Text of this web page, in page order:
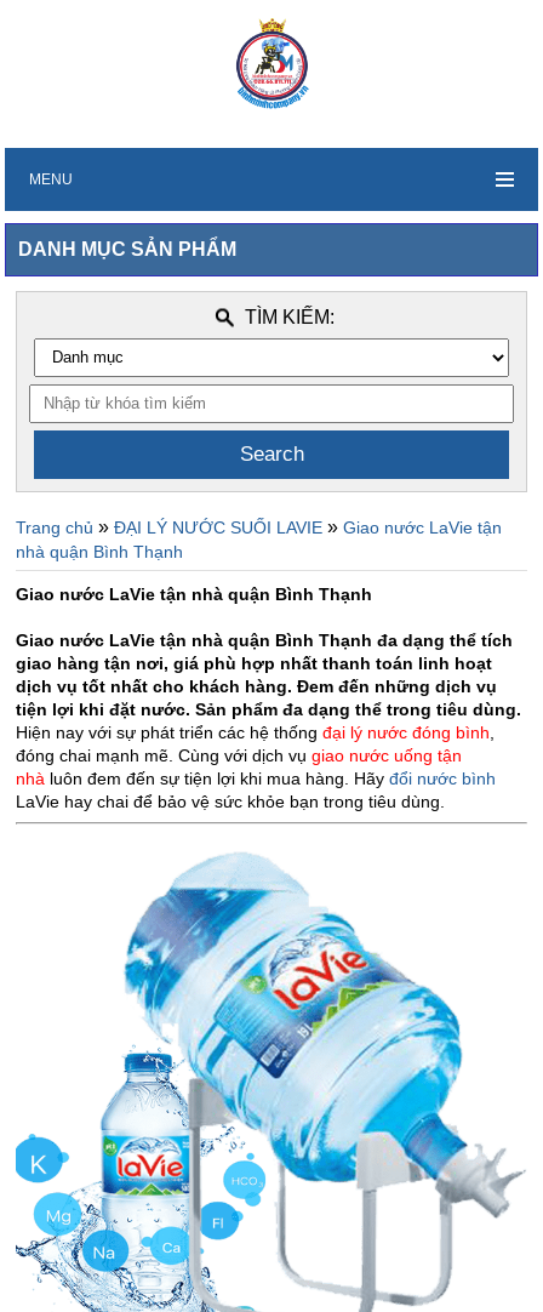
MENU
DANH MỤC SẢN PHẨM
TÌM KIẾM:
Trang chủ » ĐẠI LÝ NƯỚC SUỐI LAVIE » Giao nước LaVie tận
nhà quận Bình Thạnh
Giao nước LaVie tận nhà quận Bình Thạnh
Giao nước LaVie tận nhà quận Bình Thạnh đa dạng thể tích
giao hàng tận nơi, giá phù hợp nhất thanh toán linh hoạt
dịch vụ tốt nhất cho khách hàng. Đem đến những dịch vụ
tiện lợi khi đặt nước. Sản phẩm đa dạng thể trong tiêu dùng.
Hiện nay với sự phát triển các hệ thốngđại lý nước đóng bình
đóng chai mạnh mẽ. Cùng với dịch vụgiao nước uống tận
nhà luôn đem đến sự tiện lợi khi mua hàng. Hãyđổi nước bình
LaVie hay chai để bảo vệ sức khỏe bạn trong tiêu dùng.